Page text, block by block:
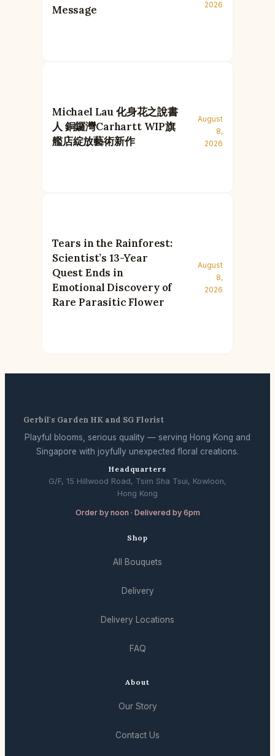
Message
2026
Michael Lau 化身花之說書
人 銅鑼灣Carhartt WIP旗
艦店綻放藝術新作
August
8,
2026
Tears in the Rainforest:
Scientist’s 13-Year
Quest Ends in
Emotional Discovery of
Rare Parasitic Flower
August
8,
2026
Gerbil's Garden HK and SG Florist
Playful blooms, serious quality — serving Hong Kong and
Singapore with joyfully unexpected floral creations.
Headquarters
G/F, 15 Hillwood Road, Tsim Sha Tsui, Kowloon,
Hong Kong
Order by noon · Delivered by 6pm
Shop
All Bouquets
Delivery
Delivery Locations
FAQ
About
Our Story
Contact Us